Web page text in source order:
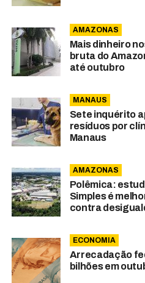
AMAZONAS
Mais dinheiro
bruta do
até outubro
MANAUS
Sete inquérito
resíduos por
Manaus
AMAZONAS
Polêmica:
Simples é
contra
ECONOMIA
Arrecadação
bilhões em